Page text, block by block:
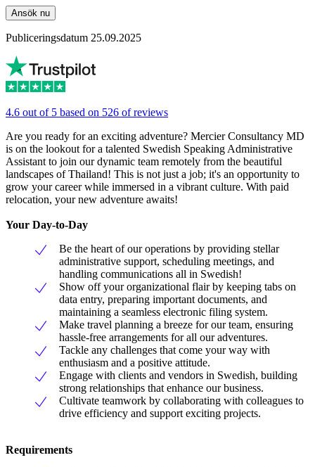
Ansök nu
Publiceringsdatum 25.09.2025
4.6 out of 5 based on 526 of reviews
Are you ready for an exciting adventure? Mercier Consultancy MD
is on the lookout for a talented Swedish Speaking Administrative
Assistant to join our dynamic team remotely from the beautiful
landscapes of Thailand! This is not just a job; it's an opportunity to
grow your career while immersed in a vibrant culture. With paid
relocation, your new adventure awaits!
Your Day-to-Day
Be the heart of our operations by providing stellar
administrative support, scheduling meetings, and
handling communications all in Swedish!
Show off your organizational flair by keeping tabs on
data entry, preparing important documents, and
maintaining a seamless electronic filing system.
Make travel planning a breeze for our team, ensuring
hassle-free arrangements for all our adventures.
Tackle any challenges that come your way with
enthusiasm and a positive attitude.
Engage with clients and vendors in Swedish, building
strong relationships that enhance our business.
Cultivate teamwork by collaborating with colleagues to
drive efficiency and support exciting projects.
Requirements